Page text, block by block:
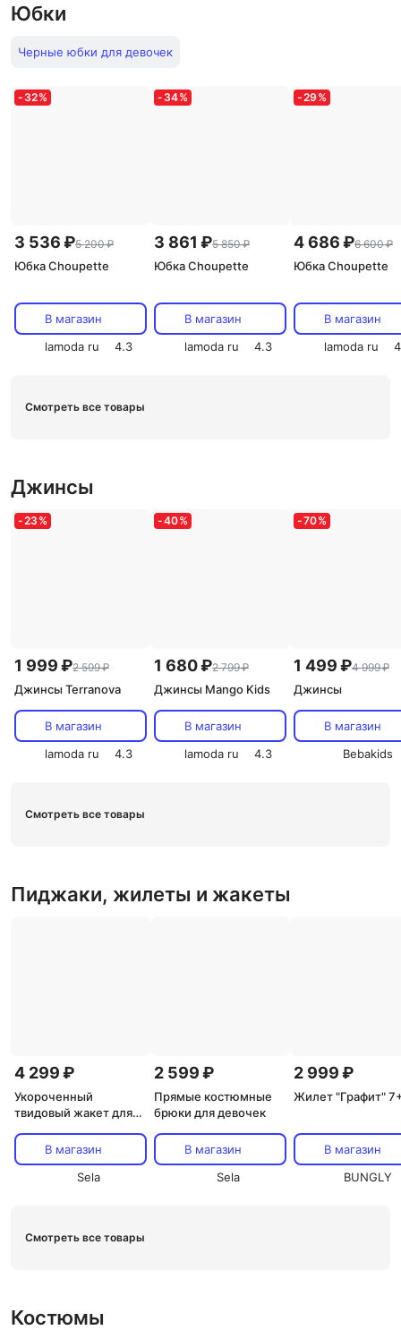
Юбки
Черные юбки для девочек
- 32%
3 536 ₽5 200 ₽
Юбка Choupette
В магазин
lamoda ru
4.3
- 34%
3 861 ₽5 850 ₽
Юбка Choupette
В магазин
lamoda ru
4.3
-29 %
4 686 ₽6 600 ₽
Юбка Choupette
В магазин
lamoda ru
Смотреть все товары
Джинсы
-23 %
1 999 ₽2 599 ₽
Джинсы Terranova
В магазин
lamoda ru
4.3
-40%
1 680 ₽2 799 ₽
Джинсы Mango Kids
В магазин
lamoda ru
4.3
-70%
1 499 ₽4 999 ₽
Джинсы
В магазин
Bebakids
Смотреть все товары
Пиджаки, жилеты и жакеты
4 299 ₽
Укороченный
твидовый жакет для
В магазин
Sela
2 599 ₽
Прямые костюмные
брюки для девочек
В магазин
Sela
2 999 ₽
Жилет "Графит"
В магазин
BUNGLY
Смотреть все товары
Костюмы